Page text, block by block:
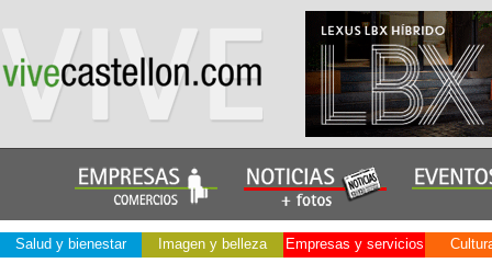
Salud y bienestar Imagen y belleza Empresas y servicios